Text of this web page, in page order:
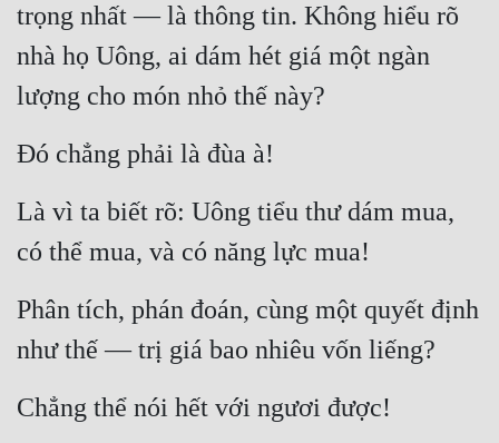
trọng nhất — là thông tin. Không hiểu rõ
nhà họ Uông, ai dám hét giá một ngàn
lượng cho món nhỏ thế này?
Đó chẳng phải là đùa à!
Là vì ta biết rõ: Uông tiểu thư dám mua,
có thể mua, và có năng lực mua!
Phân tích, phán đoán, cùng một quyết định
như thế — trị giá bao nhiêu vốn liếng?
Chẳng thể nói hết với ngươi được!